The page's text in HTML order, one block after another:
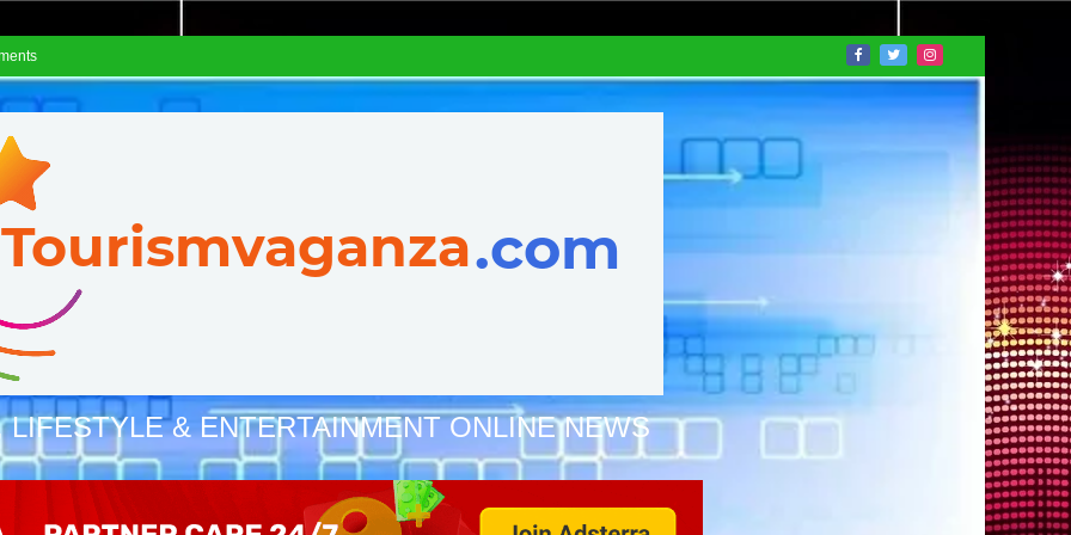
LIFESTYLE & ENTERTAINMENT ONLINE NEWS